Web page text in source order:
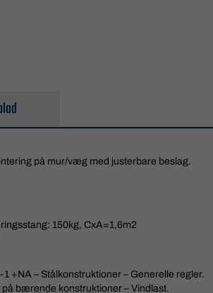
på mur/væg med justerbare beslag.
150kg, CxA=1,6m2
+NA – Stålkonstruktioner – Generelle regler.
bærende konstruktioner – Vindlast.